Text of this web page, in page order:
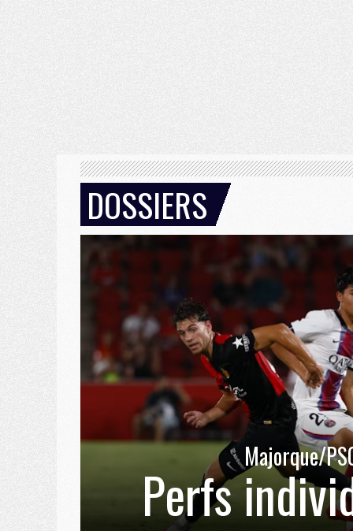
DOSSIERS
Majorque/
Perfs